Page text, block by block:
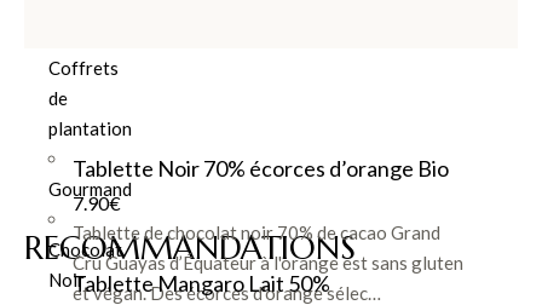
Coffrets
de
plantation
Gourmand
Chocolat
Noir
RECOMMANDATIONS
Tablette Noir 70% écorces d’orange Bio
7.90€
Tablette de chocolat noir 70% de cacao Grand
Cru Guayas d’Équateur à l'orange est sans gluten
et végan. Des écorces d'orange sélec…
Tablette Mangaro Lait 50%